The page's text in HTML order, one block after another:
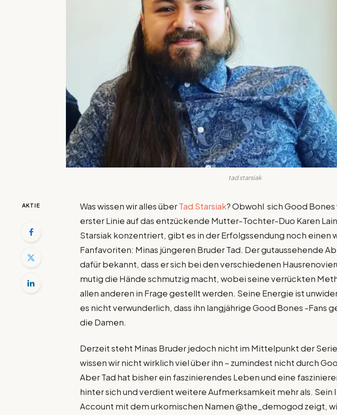
tad starsiak
AKTIE Was wissen wir alles überTad Starsiak? Obwohl sich Good Bones
erster Linie auf das entzückende Mutter-Tochter-Duo Karen
Starsiak konzentriert, gibt es in der Erfolgssendung noch einen
Fanfavoriten: Minas jüngeren Bruder Tad. Der gutaussehende
dafür bekannt, dass er sich bei den verschiedenen
mutig die Hände schmutzig macht, wobei seine verrückten
allen anderen in Frage gestellt werden. Seine Energie ist
es nicht verwunderlich, dass ihn langjährige Good Bones -Fans
die Damen.
Derzeit steht Minas Bruder jedoch nicht im Mittelpunkt der
wissen wir nicht wirklich viel über ihn – zumindest nicht durch
Aber Tad hat bisher ein faszinierendes Leben und eine
hinter sich und verdient weitere Aufmerksamkeit mehr als. Sein
Account mit dem urkomischen Namen @the_demogod zeigt,